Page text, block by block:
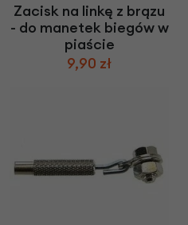
Zacisk na linkę z brązu
- do manetek biegów w
piaście
9,90 zł